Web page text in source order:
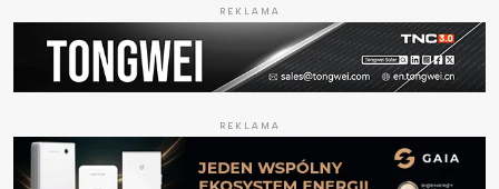
REKLAMA
REKLAMA